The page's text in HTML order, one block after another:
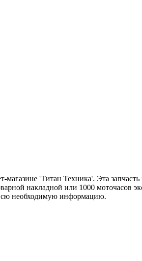
магазине 'Титан Техника'. Эта
накладной или 1000 моточасов
необходимую информацию.